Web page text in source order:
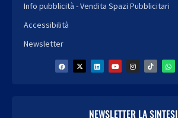
Info pubblicità - Vendita Spazi Pubblicitari
Accessibilità
Newsletter
NEWSLETTER LA SINTESI